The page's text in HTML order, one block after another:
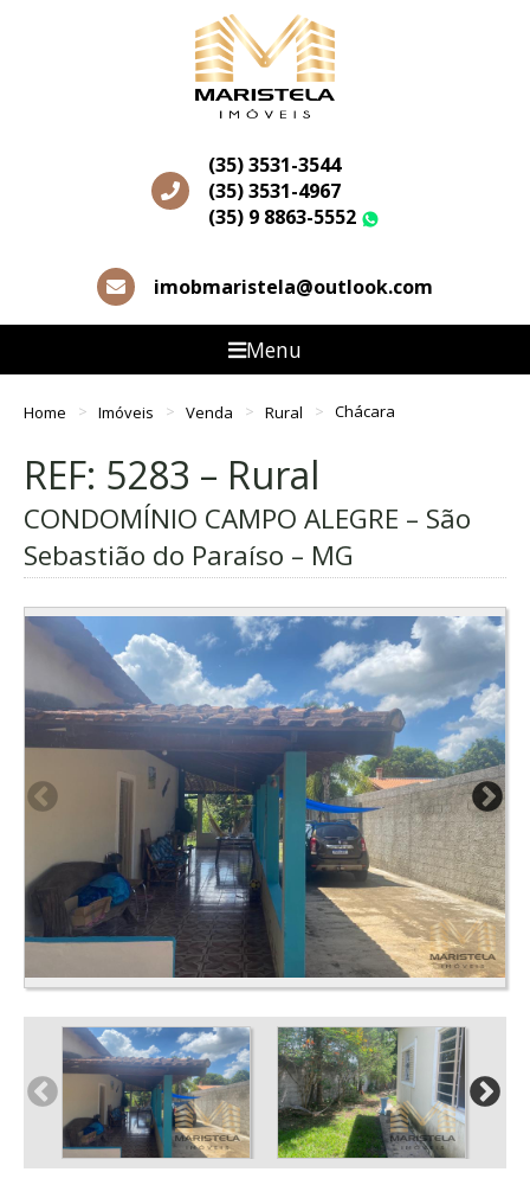
(35) 3531-3544
(35) 3531-4967
(35) 9 8863-5552
imobmaristela@outlook.com
Menu
Home Imóveis Venda Rural Chácara
REF: 5283 – Rural
CONDOMÍNIO CAMPO ALEGRE – São
Sebastião do Paraíso – MG